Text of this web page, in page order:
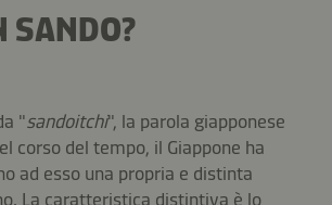
SANDO?
"sandoitchi", la parola giapponese
corso del tempo, il Giappone ha
ad esso una propria e distinta
La caratteristica distintiva è lo